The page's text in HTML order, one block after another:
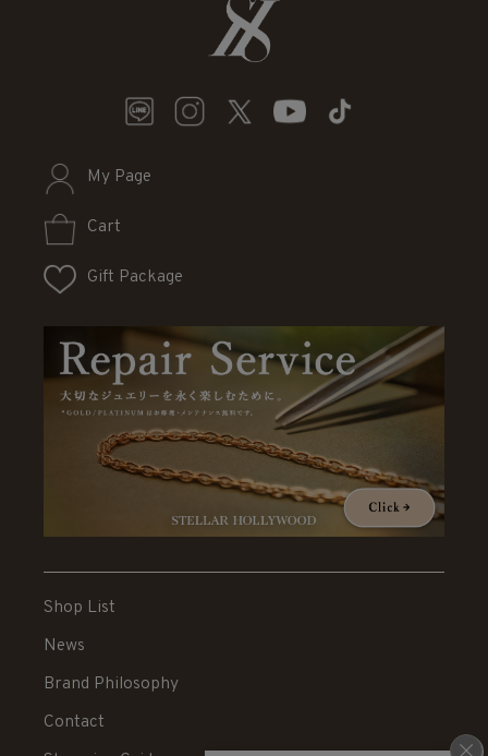
My Page
Cart
Gift Package
Shop List
News
Brand Philosophy
Contact